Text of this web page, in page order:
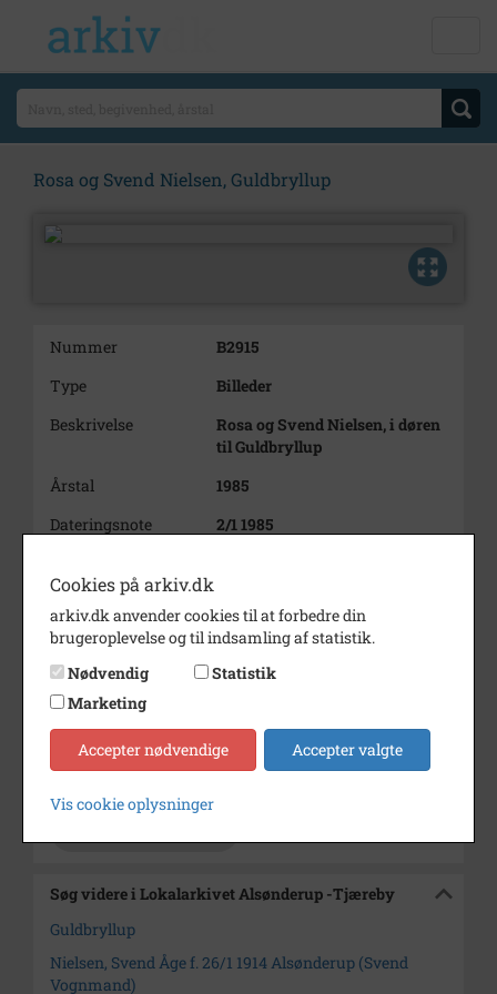
Rosa og Svend Nielsen, Guldbryllup
Nummer
B2915
Type
Billeder
Beskrivelse
Rosa og Svend Nielsen, i døren
til Guldbryllup
Årstal
1985
Dateringsnote
2/1 1985
Se på kort
Type
Sogn (1000-2050)
Arkiv
Lokalarkivet Alsønderup -
Søg videre i Lokalarkivet Alsønderup -Tjæreby
Guldbryllup
Nielsen, Svend Åge f. 26/1 1914 Alsønderup (Svend
Vognmand)
Cookies på arkiv.dk
arkiv.dk anvender cookies til at forbedre din
brugeroplevelse og til indsamling af statistik.
Nødvendig
Statistik
Marketing
Accepter nødvendige Accepter valgte
Vis cookie oplysninger